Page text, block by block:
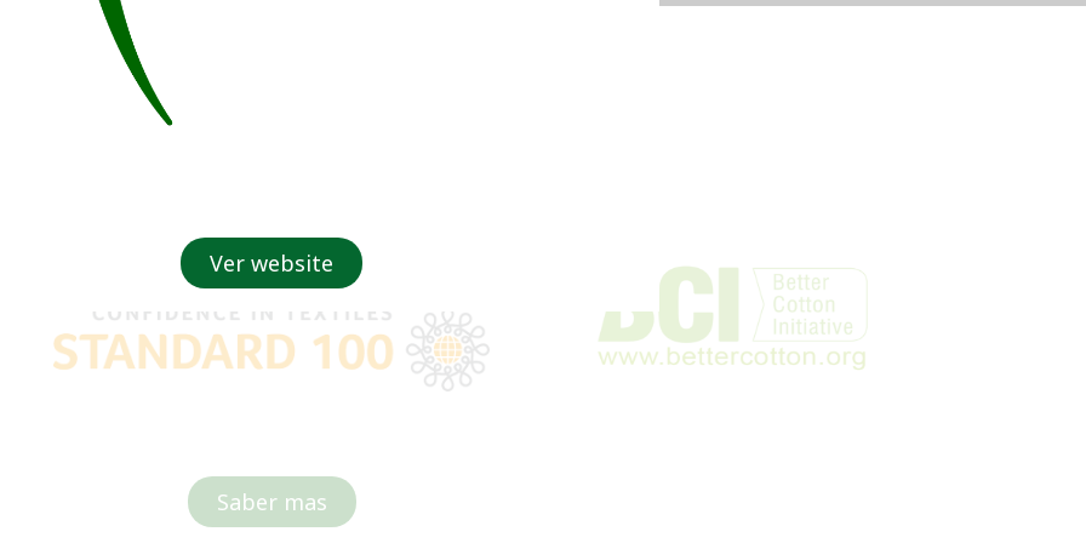
una empresa certificada!
Saber mas
Ver website